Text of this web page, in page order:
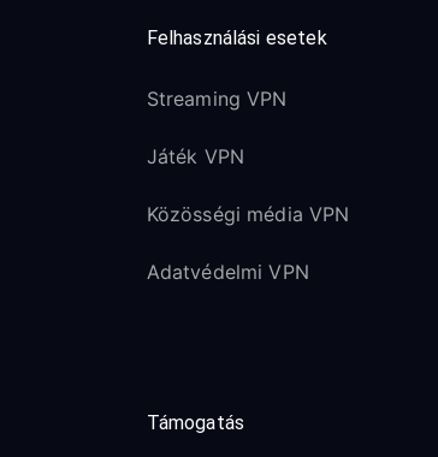
Felhasználási esetek
Streaming VPN
Játék VPN
Közösségi média VPN
Adatvédelmi VPN
Támogatás